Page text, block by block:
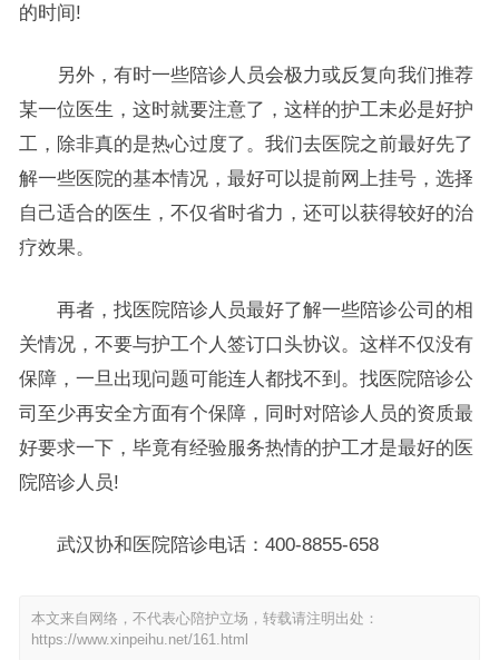
的时间!
另外，有时一些陪诊人员会极力或反复向我们推荐
某一位医生，这时就要注意了，这样的护工未必是好护
工，除非真的是热心过度了。我们去医院之前最好先了
解一些医院的基本情况，最好可以提前网上挂号，选择
自己适合的医生，不仅省时省力，还可以获得较好的治
疗效果。
再者，找医院陪诊人员最好了解一些陪诊公司的相
关情况，不要与护工个人签订口头协议。这样不仅没有
保障，一旦出现问题可能连人都找不到。找医院陪诊公
司至少再安全方面有个保障，同时对陪诊人员的资质最
好要求一下，毕竟有经验服务热情的护工才是最好的医
院陪诊人员!
武汉协和医院陪诊电话：400-8855-658
本文来自网络，不代表心陪护立场，转载请注明出处：
https://www.xinpeihu.net/161.html